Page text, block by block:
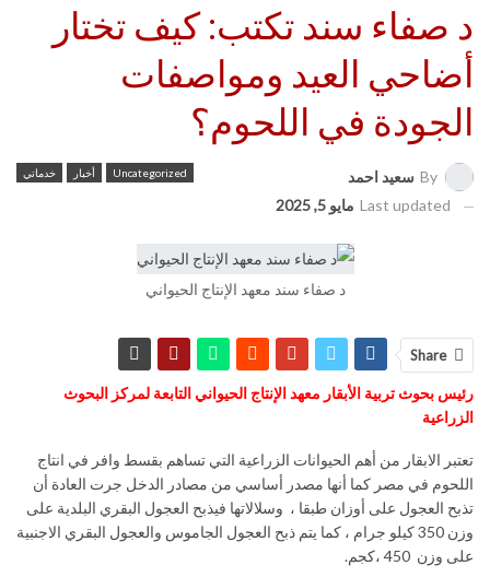
د صفاء سند تكتب: كيف تختار
أضاحي العيد ومواصفات
الجودة في اللحوم؟
Uncategorized أخبار خدماتي By سعيد احمد
Last updated مايو 5, 2025
د صفاء سند معهد الإنتاج الحيواني
Share
رئيس بحوث تربية الأبقار معهد الإنتاج الحيواني التابعة لمركز البحوث
الزراعية
تعتبر الابقار من أهم الحيوانات الزراعية التي تساهم بقسط وافر في انتاج
اللحوم في مصر كما أنها مصدر أساسي من مصادر الدخل جرت العادة أن
تذبح العجول على أوزان طبقا ، وسلالاتها فيذبح العجول البقري البلدية على
وزن 350 كيلو جرام ، كما يتم ذبح العجول الجاموس والعجول البقري الاجنبية
على وزن 450 ،كجم.